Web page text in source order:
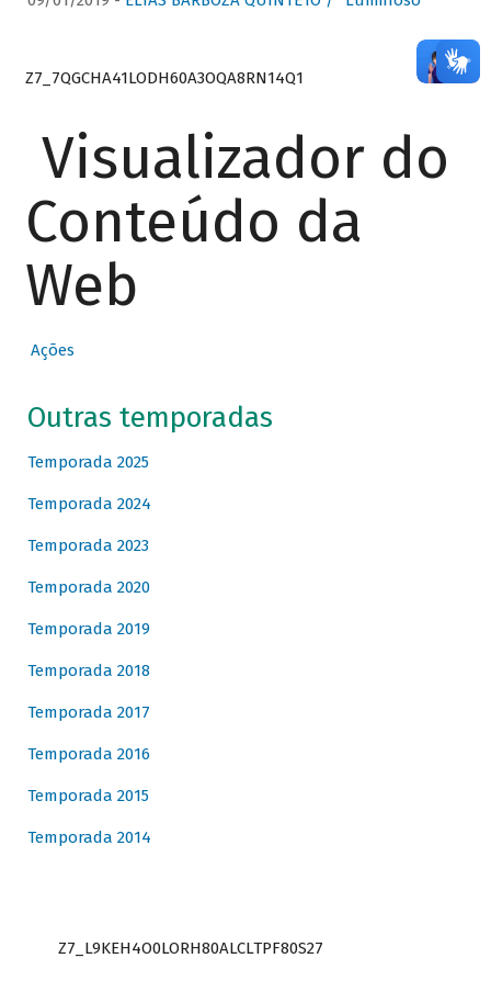
Z7_7QGCHA41LODH60A3OQA8RN14Q1
Visualizador do
Conteúdo da
Web
Ações
Outras temporadas
Temporada 2025
Temporada 2024
Temporada 2023
Temporada 2020
Temporada 2019
Temporada 2018
Temporada 2017
Temporada 2016
Temporada 2015
Temporada 2014
Z7_L9KEH4O0LORH80ALCLTPF80S27